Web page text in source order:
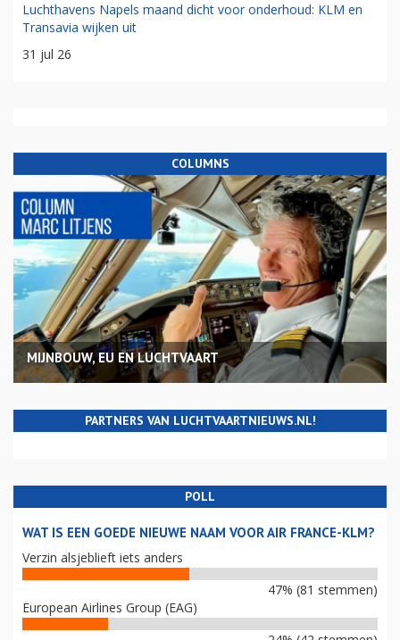
Luchthavens Napels maand dicht voor onderhoud: KLM en
Transavia wijken uit
31 jul 26
COLUMNS
MIJNBOUW, EU EN LUCHTVAART
PARTNERS VAN LUCHTVAARTNIEUWS.NL!
POLL
WAT IS EEN GOEDE NIEUWE NAAM VOOR AIR FRANCE-KLM?
Verzin alsjeblieft iets anders
47% (81 stemmen)
European Airlines Group (EAG)